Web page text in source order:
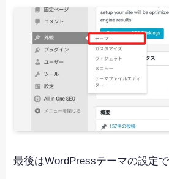
最後はWordPressテーマの設定で